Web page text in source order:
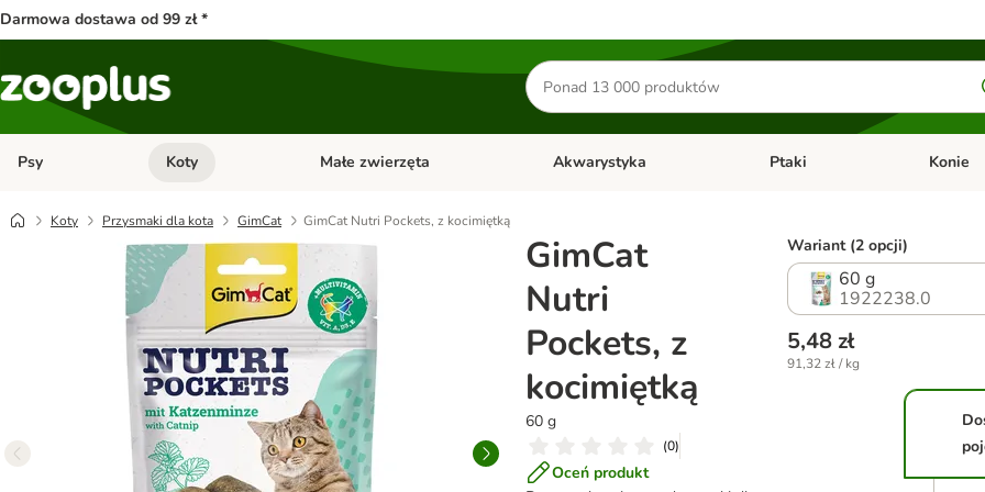
Darmowa dostawa od 99 zł *
Szukaj
produktów
Psy Otwórz menu kategorii: Psy
Koty Otwórz menu kategorii: Koty
Małe zwierzęta Otwórz menu kategorii: Małe zwierzęta
Akwarystyka Otwórz menu kategorii:
Ptaki Otwórz
Konie
Koty Przysmaki dla kota GimCat GimCat Nutri Pockets, z kocimiętką
GimCat
Nutri
Pockets, z
kocimiętką
60 g
(0)
Oceń produkt
Wariant (2 opcji)
60 g
1922238.0
5,48 zł
91,32 zł / kg